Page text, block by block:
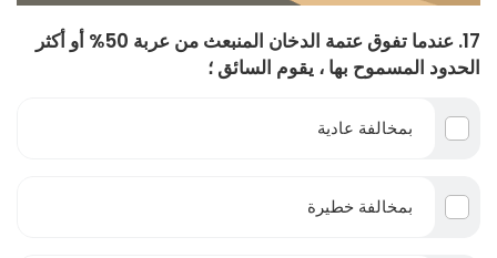
17. عندما تفوق عتمة الدخان المنبعث من عربة 50% أو أكثر
الحدود المسموح بها ، يقوم السائق ؛
بمخالفة عادية
بمخالفة خطيرة